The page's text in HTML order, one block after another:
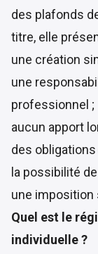
des plafonds
titre, elle
une création
une
professionnel ;
aucun apport
des
la possibilité
une imposition
Quel est le
individuelle ?